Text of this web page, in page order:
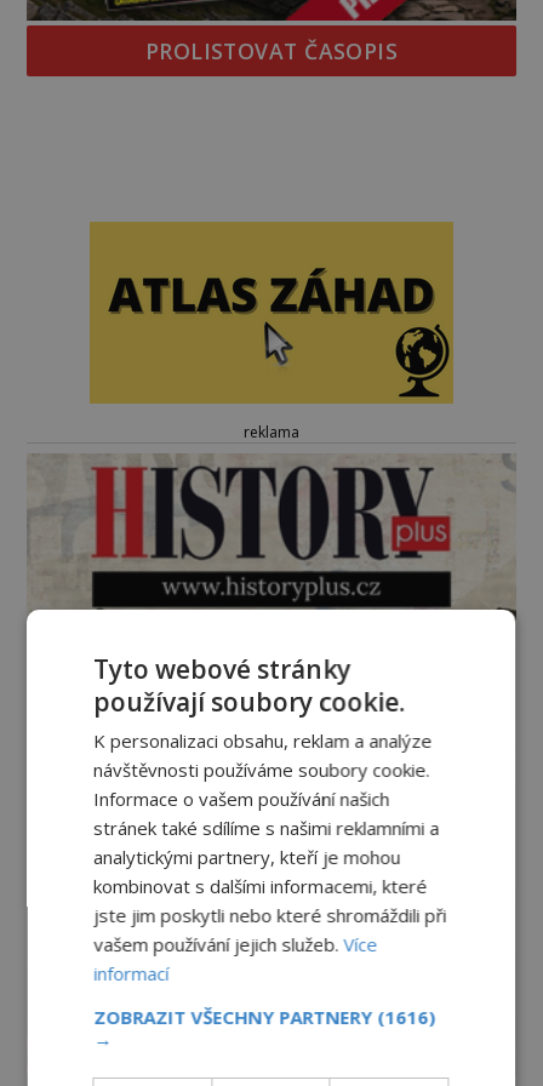
PROLISTOVAT ČASOPIS
reklama
Tyto webové stránky
používají soubory cookie.
K personalizaci obsahu, reklam a analýze
návštěvnosti používáme soubory cookie.
Informace o vašem používání našich
stránek také sdílíme s našimi reklamními a
analytickými partnery, kteří je mohou
kombinovat s dalšími informacemi, které
jste jim poskytli nebo které shromáždili při
vašem používání jejich služeb.Více
informací
ZOBRAZIT VŠECHNY PARTNERY (1616)
→